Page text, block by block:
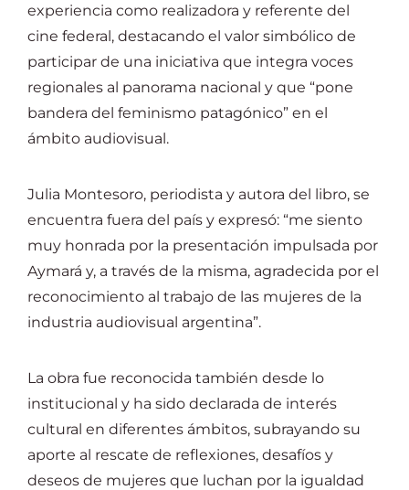
experiencia como realizadora y referente del
cine federal, destacando el valor simbólico de
participar de una iniciativa que integra voces
regionales al panorama nacional y que “pone
bandera del feminismo patagónico” en el
ámbito audiovisual.
Julia Montesoro, periodista y autora del libro, se
encuentra fuera del país y expresó: “me siento
muy honrada por la presentación impulsada por
Aymará y, a través de la misma, agradecida por el
reconocimiento al trabajo de las mujeres de la
industria audiovisual argentina”.
La obra fue reconocida también desde lo
institucional y ha sido declarada de interés
cultural en diferentes ámbitos, subrayando su
aporte al rescate de reflexiones, desafíos y
deseos de mujeres que luchan por la igualdad